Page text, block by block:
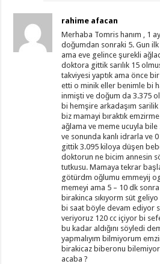
rahime afacan
Merhaba Tomris hanım , 1
doğumdan sonraki 5. Gun
ama eve gelince şurekli
doktora gittik sarılık 15
takviyesi yaptık ama önce
etti o minik eller benimle bi
inmişti ve doğum da 3.375
bi hemşire arkadaşım
biz mamayi bıraktık
ağlama ve meme ucuyla
ve sonunda kanlı idrarla ve
gittik 3.095 kiloya düşen
doktorun ne bicim annesin
tutkusu. Mamaya tekrar
götürdm oğlumu emmeyij
memeyi ama 5 – 10 dk
birakinca sıkıyorm süt
bi saat böyle devam ediyor
veriyoruz 120 cc içiyor bi
bu kadar aldığını söyledi
yapmalıyım bilmiyorum
birakicaz biberonu
acaba ?